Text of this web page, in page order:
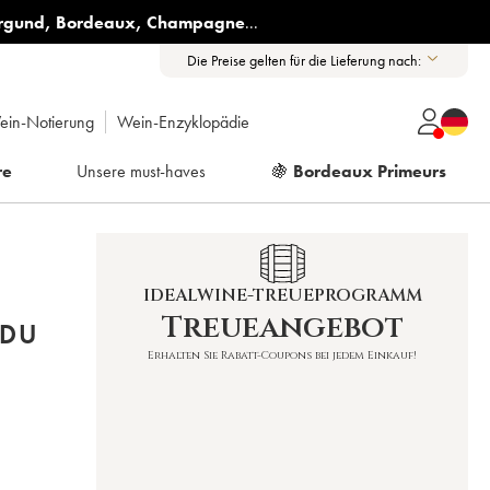
, Bordeaux, Champagne...
Die Preise gelten für die Lieferung nach:
Notierung Wein-Enzyklopädie
Unsere must-haves 🍇 Bordeaux Primeurs
IDEALWINE-TREUEPROGRAMM
Treueangebot
Erhalten Sie Rabatt-Coupons bei jedem Einkauf!